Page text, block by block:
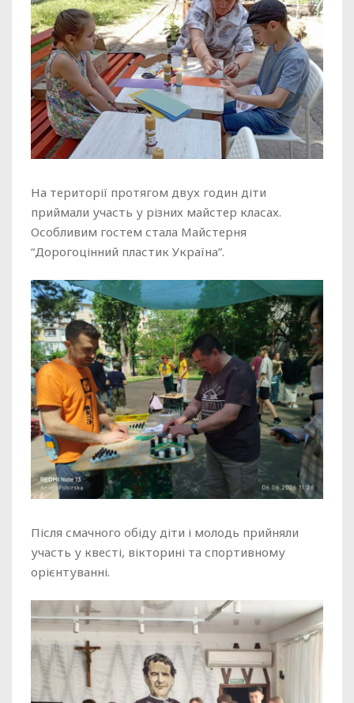
На території протягом двух годин діти
приймали участь у різних майстер класах.
Особливим гостем стала Майстерня
“Дорогоцінний пластик Україна”.
Після смачного обіду діти і молодь прийняли
участь у квесті, вікторині та спортивному
орієнтуванні.